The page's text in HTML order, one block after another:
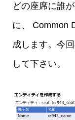
どの座席に誰
に、 Common
成します。今
して下さい。